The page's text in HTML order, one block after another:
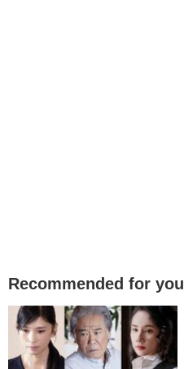
Recommended for you